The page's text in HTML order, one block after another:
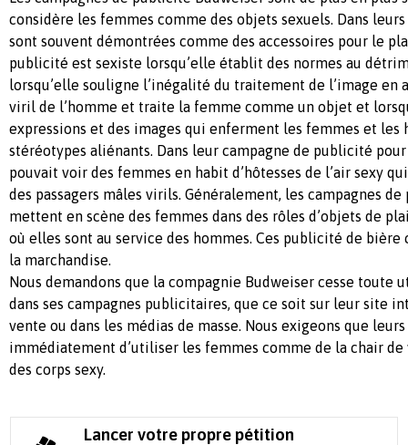
considère les femmes comme des objets sexuels. Dans
sont souvent démontrées comme des accessoires pour le
publicité est sexiste lorsqu’elle établit des normes au
lorsqu’elle souligne l’inégalité du traitement de l’image en
viril de l’homme et traite la femme comme un objet et
expressions et des images qui enferment les femmes et les
stéréotypes aliénants. Dans leur campagne de publicité
pouvait voir des femmes en habit d’hôtesses de l’air sexy
des passagers mâles virils. Généralement, les campagnes
mettent en scène des femmes dans des rôles d’objets de
où elles sont au service des hommes. Ces publicité de
la marchandise.
Nous demandons que la compagnie Budweiser cesse toute
dans ses campagnes publicitaires, que ce soit sur leur site
vente ou dans les médias de masse. Nous exigeons que
immédiatement d’utiliser les femmes comme de la chair de
des corps sexy.
Lancer votre propre pétition